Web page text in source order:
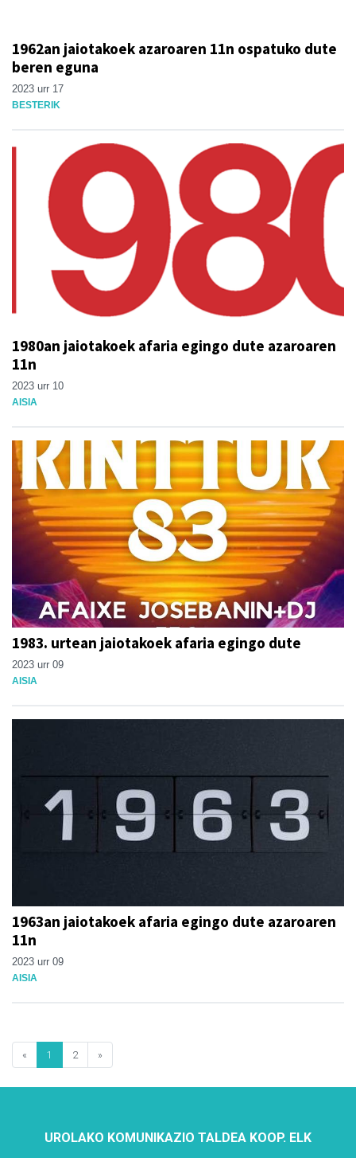
1962an jaiotakoek azaroaren 11n ospatuko dute
beren eguna
2023 urr 17
BESTERIK
1980an jaiotakoek afaria egingo dute azaroaren
11n
2023 urr 10
AISIA
1983. urtean jaiotakoek afaria egingo dute
2023 urr 09
AISIA
1963an jaiotakoek afaria egingo dute azaroaren
11n
2023 urr 09
AISIA
« 1 2 »
UROLAKO KOMUNIKAZIO TALDEA KOOP. ELK